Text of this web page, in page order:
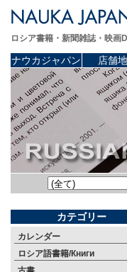
ロシア書籍・新聞雑誌・映
ナウカジャパン 店舗
カテゴリー
カレンダー
ロシア語書籍/Книги